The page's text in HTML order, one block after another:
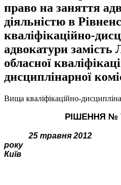
право на заняття
діяльністю в
кваліфікаційно-
адвокатури замість
обласної
дисциплінарної
Вища кваліфікаційно-
РІШЕННЯ №
25 травня 2012
року
Київ